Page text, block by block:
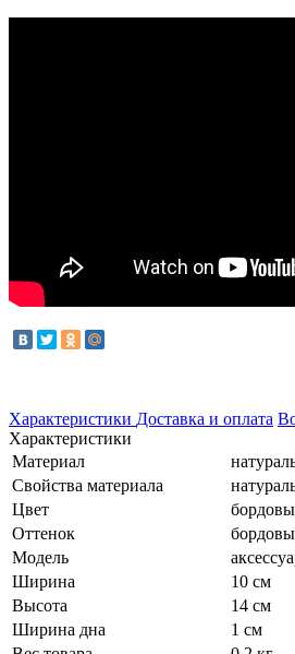
Характеристики Доставка и оплата
Характеристики
Материал
Свойства материала
Цвет
Оттенок
Модель
Ширина
10 см
Высота
14 см
Ширина дна
1 см